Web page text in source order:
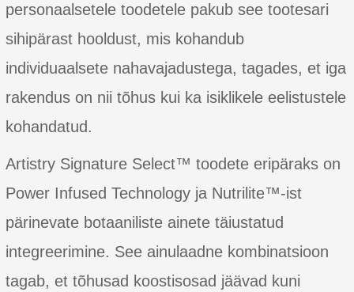
personaalsetele toodetele pakub see tootesari
sihipärast hooldust, mis kohandub
individuaalsete nahavajadustega, tagades, et iga
rakendus on nii tõhus kui ka isiklikele eelistustele
kohandatud.
Artistry Signature Select™ toodete eripäraks on
Power Infused Technology ja Nutrilite™-ist
pärinevate botaaniliste ainete täiustatud
integreerimine. See ainulaadne kombinatsioon
tagab, et tõhusad koostisosad jäävad kuni